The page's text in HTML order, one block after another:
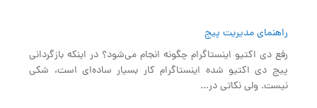
راهنمای مدیریت پیج
رفع دی اکتیو اینستاگرام چگونه انجام می‌شود؟ در اینکه بازگردانی
پیج دی اکتیو شده اینستاگرام کار بسیار ساده‌ای است، شکی
نیست. ولی نکاتی در...